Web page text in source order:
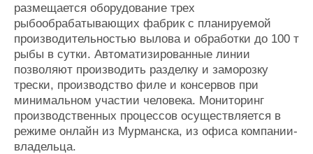
размещается оборудование трех
рыбообрабатывающих фабрик с планируемой
производительностью вылова и обработки до 100 т
рыбы в сутки. Автоматизированные линии
позволяют производить разделку и заморозку
трески, производство филе и консервов при
минимальном участии человека. Мониторинг
производственных процессов осуществляется в
режиме онлайн из Мурманска, из офиса компании-
владельца.